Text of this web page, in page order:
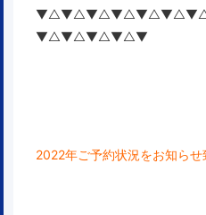
▼△▼△▼△▼△▼
2022年ご予約状況をお知らせ